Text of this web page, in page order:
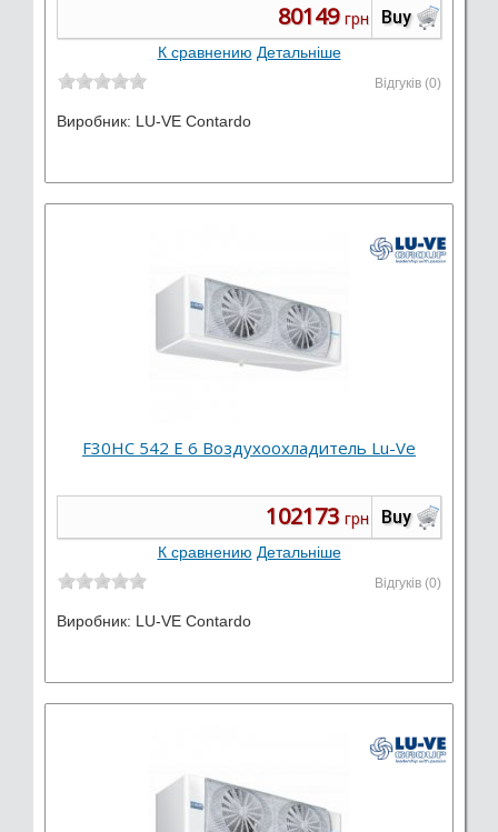
Buy
80149 грн
К сравнению Детальніше
Відгуків (0)
Виробник: LU-VE Contardo
F30HC 542 E 6 Воздухоохладитель Lu-Ve
Buy
102173 грн
К сравнению Детальніше
Відгуків (0)
Виробник: LU-VE Contardo